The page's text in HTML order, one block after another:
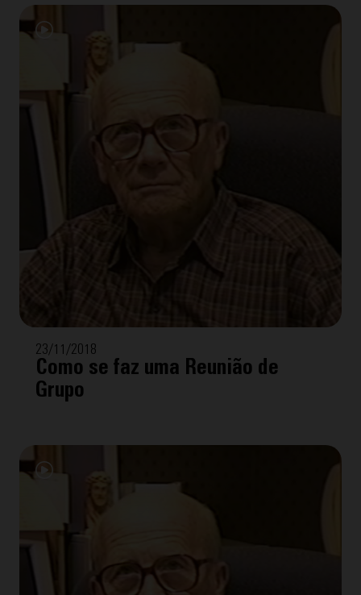
23/11/2018
Como se faz uma Reunião de
Grupo